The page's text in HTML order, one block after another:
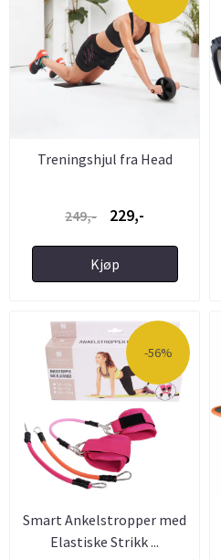
Treningshjul fra Head
249,- 229,-
Kjøp
-56%
Smart Ankelstropper med
Elastiske Strikk ...